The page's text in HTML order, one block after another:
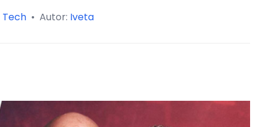
Tech • Autor: Iveta